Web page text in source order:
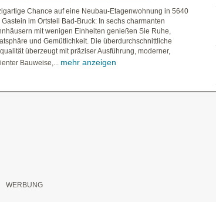
Chance auf eine Neubau-Etagenwohnung in 5640
Gastein im Ortsteil Bad-Bruck: In sechs charmanten
mit wenigen Einheiten genießen Sie Ruhe,
und Gemütlichkeit. Die überdurchschnittliche
überzeugt mit präziser Ausführung, moderner,
Bauweise,... mehr anzeigen